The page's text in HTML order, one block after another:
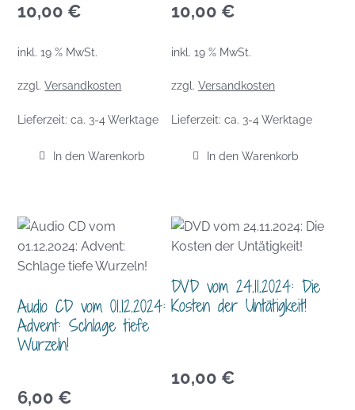
10,00 €
inkl. 19 % MwSt.
zzgl.Versandkosten
Lieferzeit:ca. 3-4 Werktage
In den Warenkorb
10,00 €
inkl. 19 % MwSt.
zzgl. Versandkosten
Lieferzeit: ca. 3-4 Werktage
In den Warenkorb
Audio CD vom 01.12.2024:
Advent: Schlage tiefe
Wurzeln!
6,00 €
DVD vom 24.11.2024: Die
Kosten der Untätigkeit!
10,00 €